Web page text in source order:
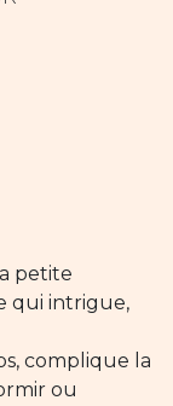
petite
qui intrigue,
complique la
ou